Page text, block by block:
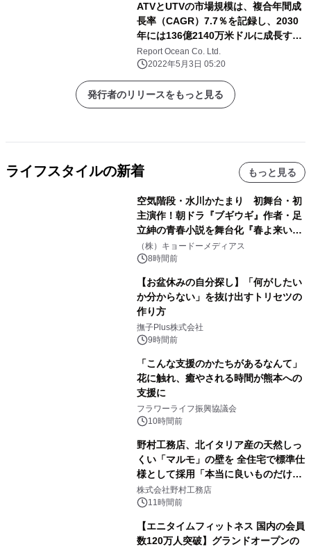
ATVとUTVの市場規模は、複合年間成
長率（CAGR）7.7％を記録し、2030
年には136億2140万米ドルに成長する
と予測される
Report Ocean Co. Ltd.
2022年5月3日 05:20
発行者のリリースをもっと見る
ライフスタイルの新着 もっと見る
空気階段・水川かたまり 初舞台・初
主演作！朝ドラ『ブギウギ』作者・足
立紳の青春小説を舞台化『春よ来い、
マジで来い』キービジュアル解禁！
（株）キョードーメディアス
8時間前
【お盆休みの自分探し】「何がしたい
か分からない」を抜け出すトリセツの
作り方
撫子Plus株式会社
9時間前
「こんな支援のかたちがあるなんて」
花に触れ、癒やされる時間が熊本への
支援に
フラワーライフ振興協議会
10時間前
野村工務店、北イタリア産の天然しっ
くい「マルモ」の壁を 全住宅で標準仕
様として採用「本当に良いものだけに
こだわる」
株式会社野村工務店
11時間前
【エニタイムフィットネス 国内の会員
数120万人突破】グランドオープンの